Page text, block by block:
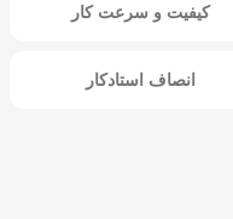
کیفیت و سرعت کار
انصاف استادکار